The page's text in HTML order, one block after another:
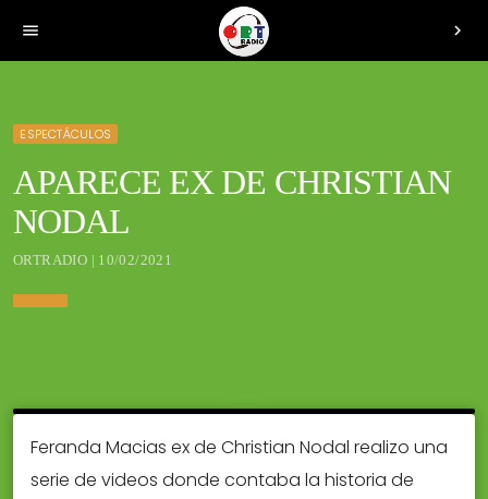
menu chevron_right
ESPECTÁCULOS
APARECE EX DE CHRISTIAN
NODAL
ORTRADIO | 10/02/2021
Feranda Macias ex de Christian Nodal realizo una
serie de videos donde contaba la historia de